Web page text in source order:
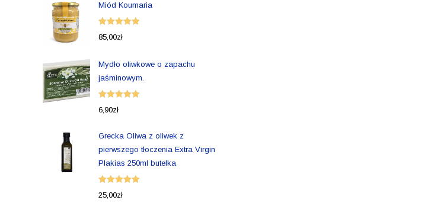
Miód Koumaria
Oceniono
85,00zł
Mydło oliwkowe o zapachu
jaśminowym.
Oceniono
6,90zł
Grecka Oliwa z oliwek z
pierwszego tłoczenia Extra Virgin
Plakias 250ml butelka
Oceniono
25,00zł